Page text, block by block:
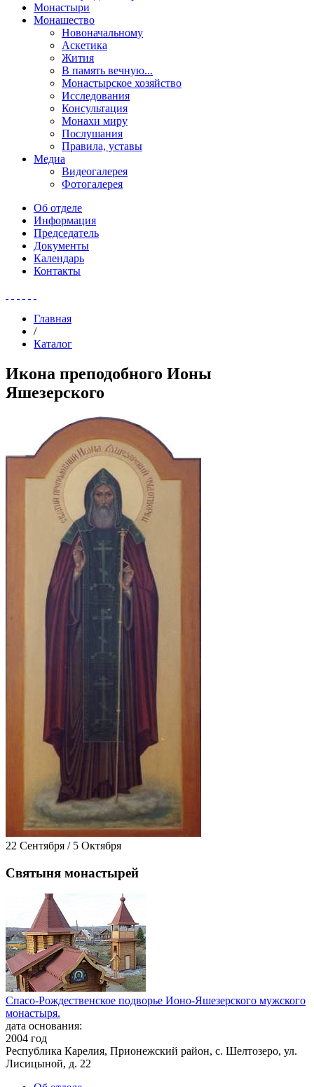
Монастыри
Монашество
Новоначальному
Аскетика
Жития
В память вечную...
Монастырское хозяйство
Исследования
Консультация
Монахи миру
Послушания
Правила, уставы
Медиа
Видеогалерея
Фотогалерея
Об отделе
Информация
Председатель
Документы
Календарь
Контакты
Главная
/
Каталог
Икона преподобного Ионы
Яшезерского
22 Сентября / 5 Октября
Святыня монастырей
Спасо-Рождественское подворье Ионо-Яшезерского мужского
монастыря.
дата основания:
2004 год
Республика Карелия, Прионежский район, с. Шелтозеро, ул.
Лисицыной, д. 22